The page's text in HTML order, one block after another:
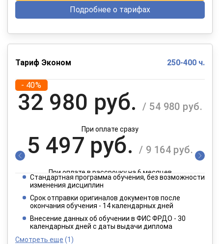
Подробнее о тарифах
Тариф Эконом 250-400 ч.
- 40%
32 980 руб. / 54 980 руб.
При оплате сразу
5 497 руб. / 9 164 руб.
При оплате в рассрочку на 6 месяцев
2 749 руб.
При оплате в рассрочку на 12 месяцев
Стандартная программа обучения, без возможности
изменения дисциплин
Срок отправки оригиналов документов после
окончания обучения - 14 календарных дней
Внесение данных об обучении в ФИС ФРДО - 30
календарных дней с даты выдачи диплома
Смотреть еще (1)